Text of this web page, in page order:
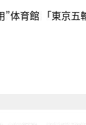
体育館 「東京五